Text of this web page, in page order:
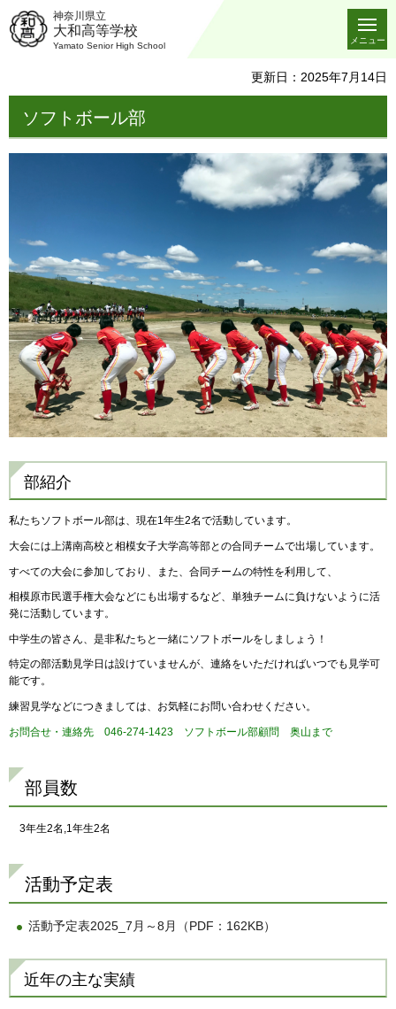
神奈川県立
大和高等学校
Yamato Senior High School
メニュー
更新日：2025年7月14日
ソフトボール部
部紹介
私たちソフトボール部は、現在1年生2名で活動しています。
大会には上溝南高校と相模女子大学高等部との合同チームで出場しています。
すべての大会に参加しており、また、合同チームの特性を利用して、
相模原市民選手権大会などにも出場するなど、単独チームに負けないように活
発に活動しています。
中学生の皆さん、是非私たちと一緒にソフトボールをしましょう！
特定の部活動見学日は設けていませんが、連絡をいただければいつでも見学可
能です。
練習見学などにつきましては、お気軽にお問い合わせください。
お問合せ・連絡先 046-274-1423 ソフトボール部顧問 奥山まで
部員数
3年生2名,1年生2名
活動予定表
活動予定表2025_7月～8月（PDF：162KB）
近年の主な実績